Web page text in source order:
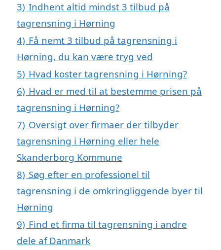
3) Indhent altid mindst 3 tilbud på
tagrensning i Hørning
4) Få nemt 3 tilbud på tagrensning i
Hørning, du kan være tryg ved
5) Hvad koster tagrensning i Hørning?
6) Hvad er med til at bestemme prisen på
tagrensning i Hørning?
7) Oversigt over firmaer der tilbyder
tagrensning i Hørning eller hele
Skanderborg Kommune
8) Søg efter en professionel til
tagrensning i de omkringliggende byer til
Hørning
9) Find et firma til tagrensning i andre
dele af Danmark